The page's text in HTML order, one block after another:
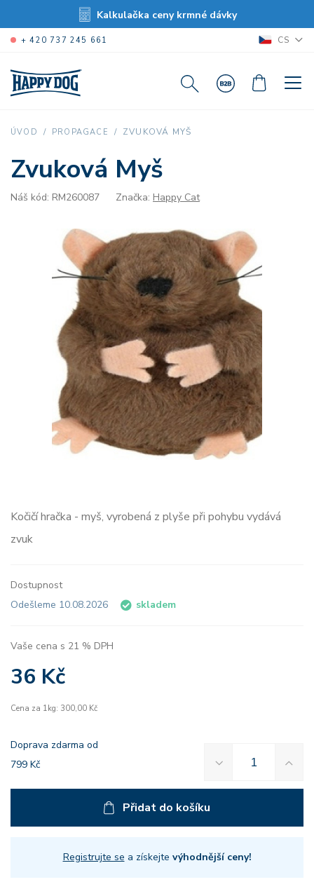
Kalkulačka ceny krmné dávky
+ 420 737 245 661 CS
ÚVOD PROPAGACE ZVUKOVÁ MYŠ
Zvuková Myš
Náš kód: RM260087 Značka: Happy Cat
Kočičí hračka - myš, vyrobená z plyše při pohybu vydává
zvuk
Dostupnost
Odešleme 10.08.2026
skladem
Vaše cena s 21 % DPH
36 Kč
Cena za 1kg: 300,00 Kč
Doprava zdarma od
799 Kč
Přidat do košíku
Registrujte se a získejte výhodnější ceny!